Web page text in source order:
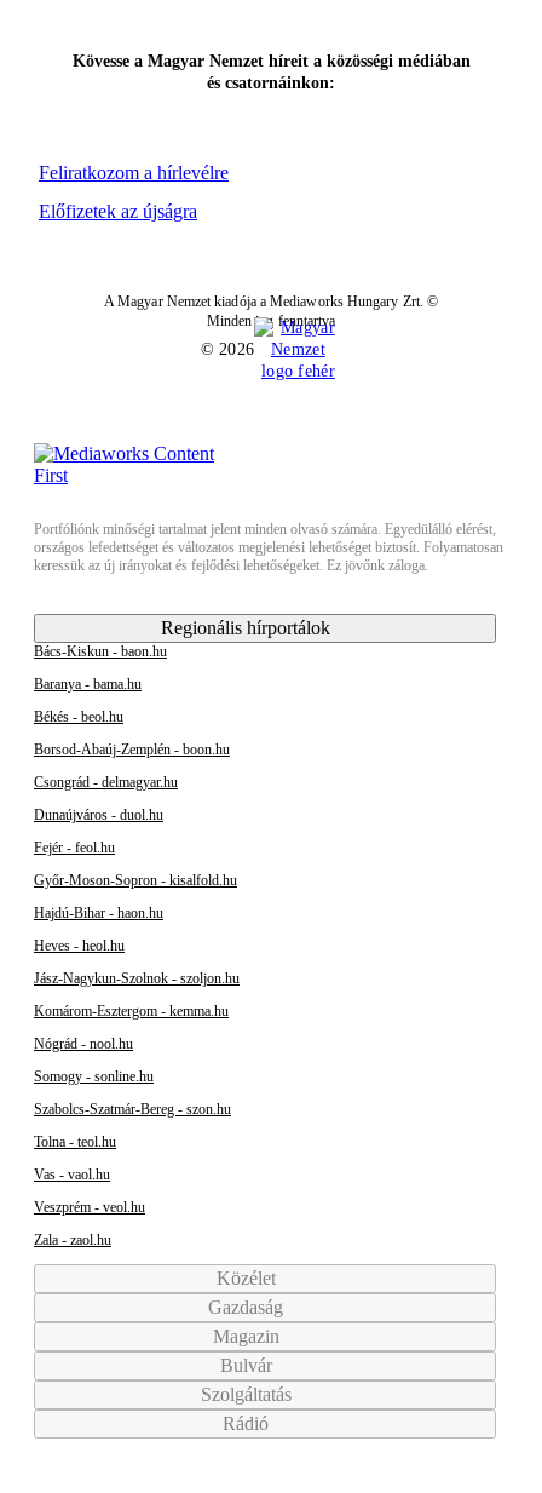
Feliratkozom a hírlevélre
Kövesse a Magyar Nemzet híreit a közösségi médiában
és csatornáinkon:
Előfizetek az újságra
A Magyar Nemzet kiadója a Mediaworks Hungary Zrt. ©
Minden jog fenntartva
© 2026
Portfóliónk minőségi tartalmat jelent minden olvasó számára. Egyedülálló elérést,
országos lefedettséget és változatos megjelenési lehetőséget biztosít. Folyamatosan
keressük az új irányokat és fejlődési lehetőségeket. Ez jövőnk záloga.
Regionális hírportálok
Bács-Kiskun - baon.hu
Baranya - bama.hu
Békés - beol.hu
Borsod-Abaúj-Zemplén - boon.hu
Csongrád - delmagyar.hu
Dunaújváros - duol.hu
Fejér - feol.hu
Győr-Moson-Sopron - kisalfold.hu
Hajdú-Bihar - haon.hu
Heves - heol.hu
Jász-Nagykun-Szolnok - szoljon.hu
Komárom-Esztergom - kemma.hu
Nógrád - nool.hu
Somogy - sonline.hu
Szabolcs-Szatmár-Bereg - szon.hu
Tolna - teol.hu
Vas - vaol.hu
Veszprém - veol.hu
Zala - zaol.hu
Közélet
Gazdaság
Magazin
Bulvár
Szolgáltatás
Rádió